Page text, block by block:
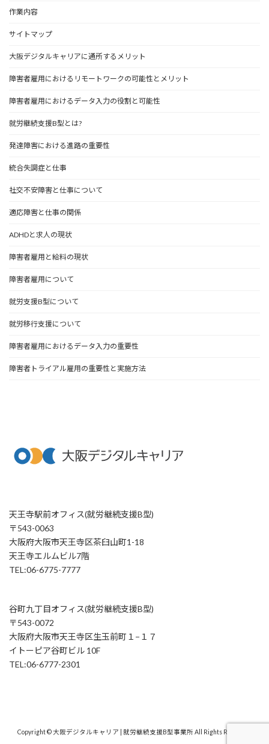
作業内容
サイトマップ
大阪デジタルキャリアに通所するメリット
障害者雇用におけるリモートワークの可能性とメリット
障害者雇用におけるデータ入力の役割と可能性
就労継続支援B型とは?
発達障害における進路の重要性
統合失調症と仕事
社交不安障害と仕事について
適応障害と仕事の関係
ADHDと求人の現状
障害者雇用と給料の現状
障害者雇用について
就労支援B型について
就労移行支援について
障害者雇用におけるデータ入力の重要性
障害者トライアル雇用の重要性と実施方法
天王寺駅前オフィス(就労継続支援B型)
〒543-0063
大阪府大阪市天王寺区茶臼山町1-18
天王寺エルムビル7階
TEL:06-6775-7777
谷町九丁目オフィス(就労継続支援B型)
〒543-0072
大阪府大阪市天王寺区生玉前町１−１７
イトーピア谷町ビル 10F
TEL:06-6777-2301
Copyright © 大阪デジタルキャリア | 就労継続支援B型事業所 All Rights Reserved.